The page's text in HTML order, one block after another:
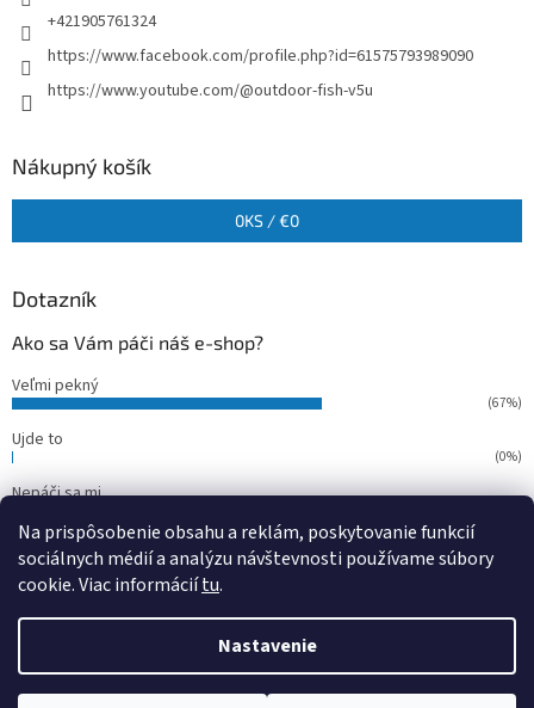
Na prispôsobenie obsahu a reklám, poskytovanie funkcií
sociálnych médií a analýzu návštevnosti používame súbory
cookie. Viac informáciítu.
Nastavenie
+421905761324
https://www.facebook.com/profile.php?id=61575793989090
https://www.youtube.com/@outdoor-fish-v5u
Nákupný košík
0KS /€0
Dotazník
Ako sa Vám páči náš e-shop?
Veľmi pekný
(67%)
Ujde to
(0%)
Nepáči sa mi
Počet hlasov:15
Copyright 2026outdoorfish. Všetky práva vyhradené.Upraviť